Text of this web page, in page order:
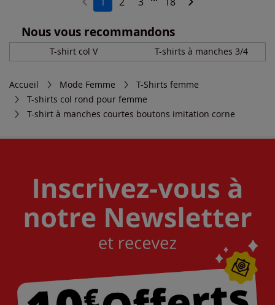
Nous vous recommandons
T-shirt col V T-shirts à manches 3/4
Accueil Mode Femme
T-Shirts femme
T-shirts col rond pour femme
T-shirt à manches courtes boutons imitation corne